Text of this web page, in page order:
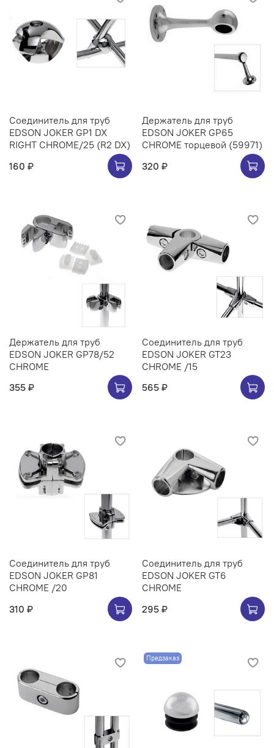
Соединитель для труб
EDSON JOKER GP1 DX
RIGHT CHROME/25 (R2 DX)
160 ₽
Держатель для труб
EDSON JOKER GP65
CHROME торцевой (59971)
320 ₽
Держатель для труб
EDSON JOKER GP78/52
CHROME
355 ₽
Соединитель для труб
EDSON JOKER GT23
CHROME /15
565 ₽
Соединитель для труб
EDSON JOKER GP81
CHROME /20
310 ₽
Соединитель для труб
EDSON JOKER GT6
CHROME
295 ₽
Предзаказ